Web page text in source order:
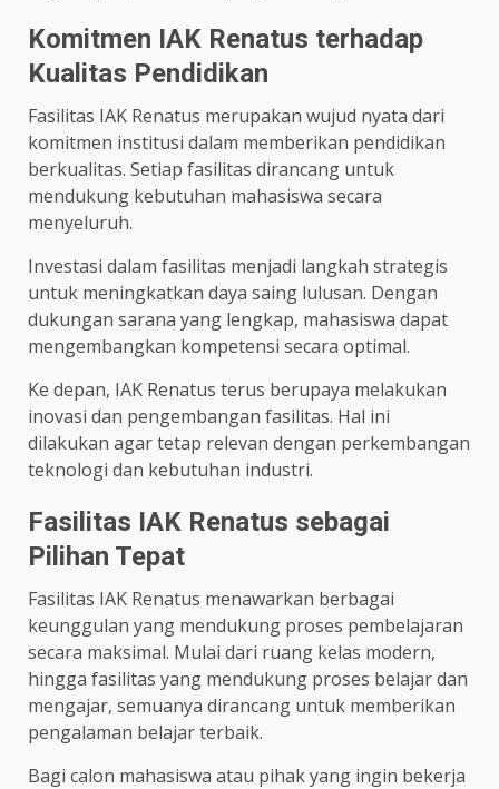
Komitmen IAK Renatus terhadap
Kualitas Pendidikan
Fasilitas IAK Renatus merupakan wujud nyata dari
komitmen institusi dalam memberikan pendidikan
berkualitas. Setiap fasilitas dirancang untuk
mendukung kebutuhan mahasiswa secara
menyeluruh.
Investasi dalam fasilitas menjadi langkah strategis
untuk meningkatkan daya saing lulusan. Dengan
dukungan sarana yang lengkap, mahasiswa dapat
mengembangkan kompetensi secara optimal.
Ke depan, IAK Renatus terus berupaya melakukan
inovasi dan pengembangan fasilitas. Hal ini
dilakukan agar tetap relevan dengan perkembangan
teknologi dan kebutuhan industri.
Fasilitas IAK Renatus sebagai
Pilihan Tepat
Fasilitas IAK Renatus menawarkan berbagai
keunggulan yang mendukung proses pembelajaran
secara maksimal. Mulai dari ruang kelas modern,
hingga fasilitas yang mendukung proses belajar dan
mengajar, semuanya dirancang untuk memberikan
pengalaman belajar terbaik.
Bagi calon mahasiswa atau pihak yang ingin bekerja